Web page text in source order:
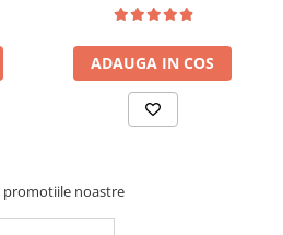
ADAUGA IN COS
promotiile noastre